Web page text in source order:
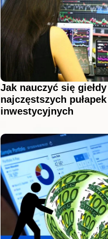
Jak nauczyć się
najczęstszych pułapek
inwestycyjnych